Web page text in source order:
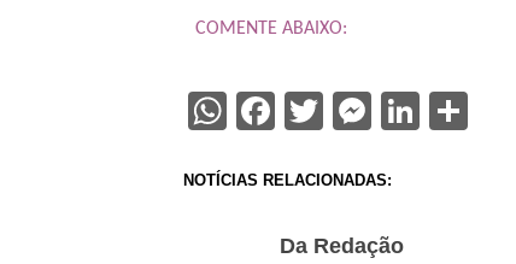
COMENTE ABAIXO:
WhatsApp
Facebook
Twitter
NOTÍCIAS RELACIONADAS:
Da Redação